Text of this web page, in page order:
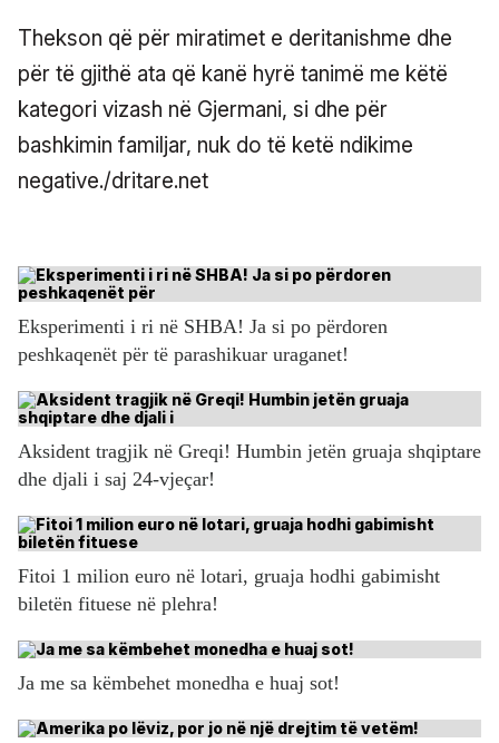
Thekson që për miratimet e deritanishme dhe
për të gjithë ata që kanë hyrë tanimë me këtë
kategori vizash në Gjermani, si dhe për
bashkimin familjar, nuk do të ketë ndikime
negative./dritare.net
Eksperimenti i ri në SHBA! Ja si po përdoren
peshkaqenët për të parashikuar uraganet!
Aksident tragjik në Greqi! Humbin jetën gruaja shqiptare
dhe djali i saj 24-vjeçar!
Fitoi 1 milion euro në lotari, gruaja hodhi gabimisht
biletën fituese në plehra!
Ja me sa këmbehet monedha e huaj sot!